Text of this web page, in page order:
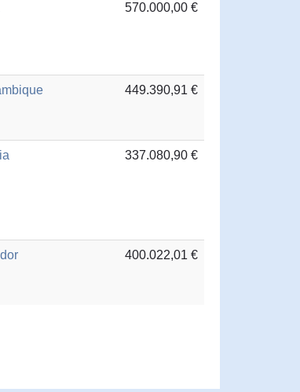
570.000,00 €
449.390,91 €
337.080,90 €
400.022,01 €